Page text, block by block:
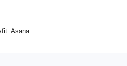
Asana